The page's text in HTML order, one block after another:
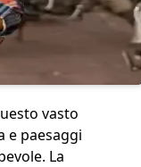
vasto
e paesaggi
La